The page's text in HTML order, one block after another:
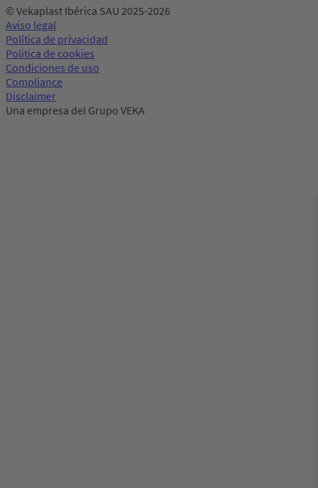
© Vekaplast Ibérica SAU 2025-2026
Aviso legal
Política de privacidad
Politica de cookies
Condiciones de uso
Compliance
Disclaimer
Una empresa del Grupo VEKA